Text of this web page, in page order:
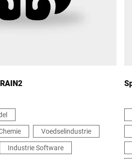
met het gebruik van mijn
verwerken Meer informatie is te
gegevensbescherming
Voedselindustrie
Industrie Software